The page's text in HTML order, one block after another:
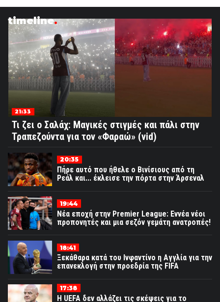
timeline
21:33
Τι ζει ο Σαλάχ: Μαγικές στιγμές και πάλι στην
Τραπεζούντα για τον «Φαραώ» (vid)
20:35
Πήρε αυτό που ήθελε ο Βινίσιους από τη
Ρεάλ και... έκλεισε την πόρτα στην Άρσεναλ
19:44
Νέα εποχή στην Premier League: Εννέα νέοι
προπονητές και μια σεζόν γεμάτη ανατροπές!
18:41
Ξεκάθαρα κατά του Ινφαντίνο η Αγγλία για την
επανεκλογή στην προεδρία της FIFA
17:38
Η UEFA δεν αλλάζει τις σκέψεις για το